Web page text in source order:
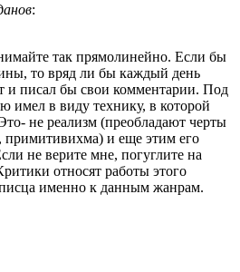
:
так прямолинейно. Если бы
то вряд ли бы каждый день
и писал бы свои комментарии. Под
имел в виду технику, в которой
не реализм (преобладают черты
и еще этим его
не верите мне, погуглите на
относят работы этого
именно к данным жанрам.